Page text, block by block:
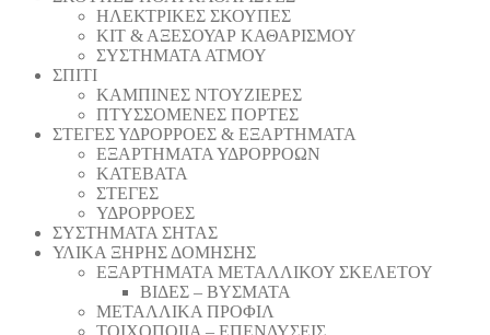
ΗΛΕΚΤΡΙΚΕΣ ΣΚΟΥΠΕΣ
ΚΙΤ & ΑΞΕΣΟΥΑΡ ΚΑΘΑΡΙΣΜΟΥ
ΣΥΣΤΗΜΑΤΑ ΑΤΜΟΥ
ΣΠΙΤΙ
ΚΑΜΠΙΝΕΣ ΝΤΟΥΖΙΕΡΕΣ
ΠΤΥΣΣΟΜΕΝΕΣ ΠΟΡΤΕΣ
ΣΤΕΓΕΣ ΥΔΡΟΡΡΟΕΣ & ΕΞΑΡΤΗΜΑΤΑ
ΕΞΑΡΤΗΜΑΤΑ ΥΔΡΟΡΡΟΩΝ
ΚΑΤΕΒΑΤΑ
ΣΤΕΓΕΣ
ΥΔΡΟΡΡΟΕΣ
ΣΥΣΤΗΜΑΤΑ ΣΗΤΑΣ
ΥΛΙΚΑ ΞΗΡΗΣ ΔΟΜΗΣΗΣ
ΕΞΑΡΤΗΜΑΤΑ ΜΕΤΑΛΛΙΚΟΥ ΣΚΕΛΕΤΟΥ
ΒΙΔΕΣ – ΒΥΣΜΑΤΑ
ΜΕΤΑΛΛΙΚΑ ΠΡΟΦΙΛ